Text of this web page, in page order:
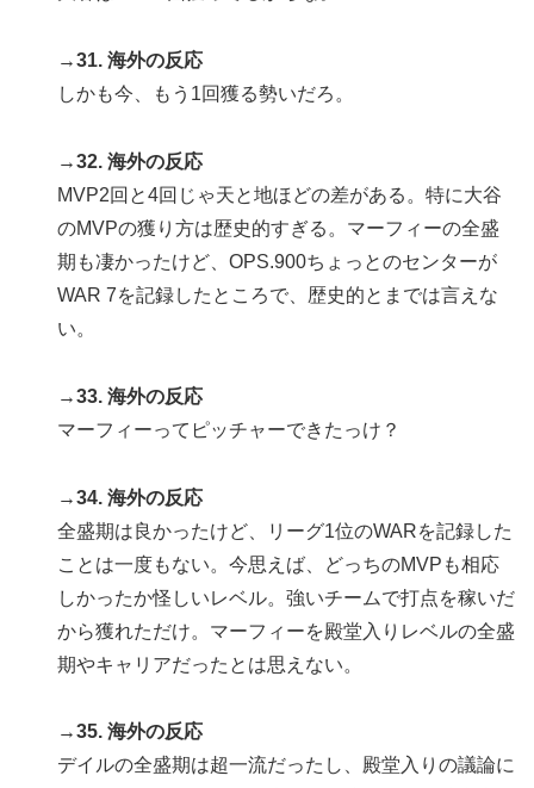
→31. 海外の反応
しかも今、もう1回獲る勢いだろ。
→32. 海外の反応
MVP2回と4回じゃ天と地ほどの差がある。特に大谷
のMVPの獲り方は歴史的すぎる。マーフィーの全盛
期も凄かったけど、OPS.900ちょっとのセンターが
WAR 7を記録したところで、歴史的とまでは言えな
い。
→33. 海外の反応
マーフィーってピッチャーできたっけ？
→34. 海外の反応
全盛期は良かったけど、リーグ1位のWARを記録した
ことは一度もない。今思えば、どっちのMVPも相応
しかったか怪しいレベル。強いチームで打点を稼いだ
から獲れただけ。マーフィーを殿堂入りレベルの全盛
期やキャリアだったとは思えない。
→35. 海外の反応
デイルの全盛期は超一流だったし、殿堂入りの議論に